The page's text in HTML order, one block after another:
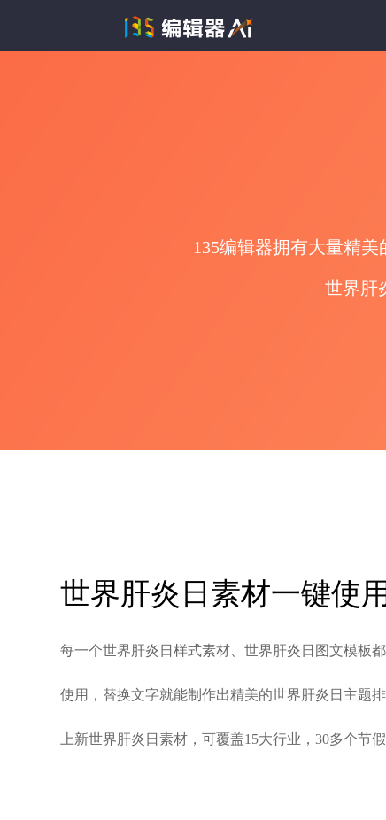
135编辑器拥有大量精
世界肝
世界肝炎日素材一键使
每一个世界肝炎日样式素材、世界肝炎日图文模板
使用，替换文字就能制作出精美的世界肝炎日主题
上新世界肝炎日素材，可覆盖15大行业，30多个节假